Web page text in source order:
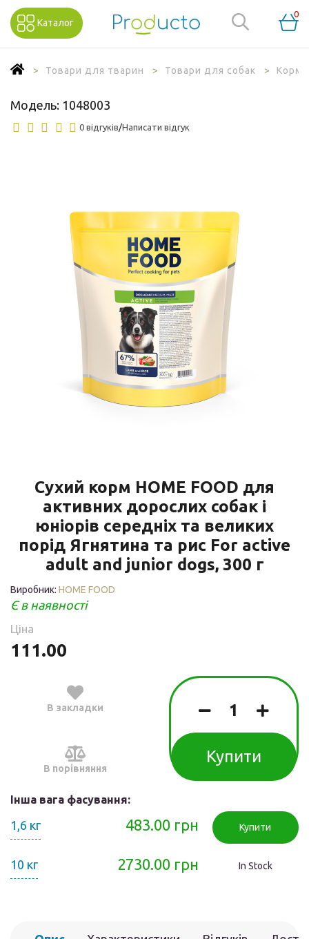
Каталог
0
Товари для тварин Товари для собак Корм
Модель: 1048003
0 відгуків/Написати відгук
Сухий корм HOME FOOD для
активних дорослих собак і
юніорів середніх та великих
порід Ягнятина та рис For active
adult and junior dogs, 300 г
Виробник: HOME FOOD
Є в наявності
Ціна
111.00
В закладки
В порівняння
Купити
Інша вага фасування:
1,6 кг 483.00 грн Купити
10 кг 2730.00 грн In Stock